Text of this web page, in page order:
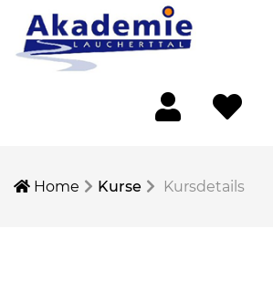
Home Kurse Kursdetails